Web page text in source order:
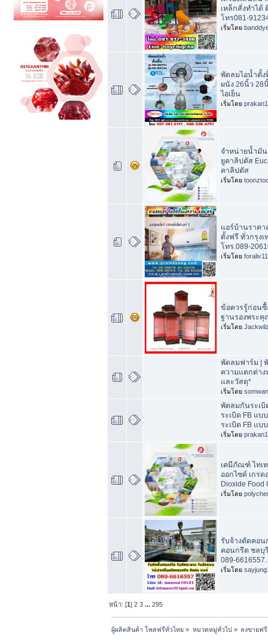
เหล็กสั่งทำได้
โทร081-
เริ่มโดย
พัดลมไอน้ำตั้
ผนัง 26นิ้ว 28
ไอเย็น
เริ่มโดย
จำหน่ายน้ำมั
ยูคาลิปตัส
คาลิปตัส
เริ่มโดย
แอร์บ้านราค
ตั้งฟรี ทั่วกรุง
โทร.089-
เริ่มโดย foraliv11
ข้อควรรู้ก่อน
ฐานรองพระคุ
เริ่มโดย
พัดลมฟาร์ม |
ความแตกต่าง
และวัสดุ*
เริ่มโดย
พัดลมกันระเบิ
ระเบิด FB แ
ระเบิด FB แบ
เริ่มโดย
เคมีภัณฑ์ ไทเ
ออกไซด์ เกรด
Dioxide Food
เริ่มโดย
รับจ้างตัดคอ
คอนกรีต ชลบุ
089-
เริ่มโดย
หน้า: [1]2 3 ...295
ผู้ผลิตสินค้า โพสฟรีทั่วไทย » หมวดหมู่ทั่วไป» ลงขายฟ